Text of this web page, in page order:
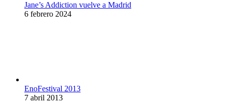
Jane’s Addiction vuelve a Madrid
6 febrero 2024
EnoFestival 2013
7 abril 2013